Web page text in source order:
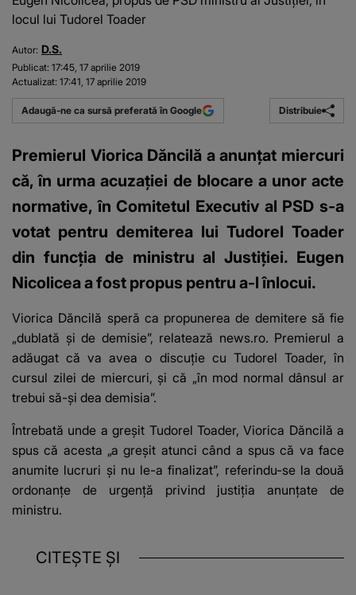
locul lui Tudorel Toader
Autor: D.S.
Publicat: 17:45, 17 aprilie 2019
Actualizat: 17:41, 17 aprilie 2019
Adaugă-ne ca sursă preferată în Google Distribuie
Premierul Viorica Dăncilă a anunţat miercuri
că, în urma acuzaţiei de blocare a unor acte
normative, în Comitetul Executiv al PSD s-a
votat pentru demiterea lui Tudorel Toader
din funcția de ministru al Justiției. Eugen
Nicolicea a fost propus pentru a-l înlocui.
Viorica Dăncilă speră ca propunerea de demitere să fie
„dublată și de demisie”, relatează news.ro. Premierul a
adăugat că va avea o discuţie cu Tudorel Toader, în
cursul zilei de miercuri, şi că „în mod normal dânsul ar
trebui să-şi dea demisia”.
Întrebată unde a greşit Tudorel Toader, Viorica Dăncilă a
spus că acesta „a greşit atunci când a spus că va face
anumite lucruri şi nu le-a finalizat”, referindu-se la două
ordonanțe de urgență privind justiția anunțate de
ministru.
CITEȘTE ȘI